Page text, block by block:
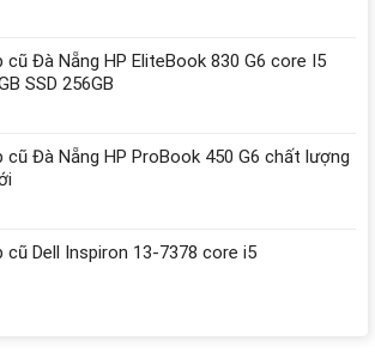
cũ Đà Nẵng HP EliteBook 830 G6 core I5
SSD 256GB
cũ Đà Nẵng HP ProBook 450 G6 chất lượng
cũ Dell Inspiron 13-7378 core i5